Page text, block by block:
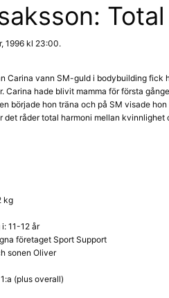
1996 kl 23:00.
Carina vann SM-guld i bodybuilding fick
Carina hade blivit mamma för första
började hon träna och på SM visade hon
det råder total harmoni mellan kvinnlighet
kg
11-12 år
företaget Sport Support
sonen Oliver
(plus overall)